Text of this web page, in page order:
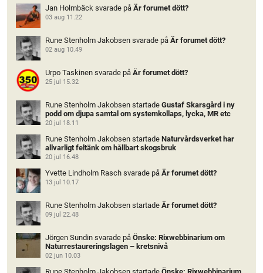
Jan Holmbäck svarade påÄr forumet dött?
03 aug 11.22
Rune Stenholm Jakobsen svarade påÄr forumet dött?
02 aug 10.49
Urpo Taskinen svarade påÄr forumet dött?
25 jul 15.32
Rune Stenholm Jakobsen startadeGustaf Skarsgård i ny
podd om djupa samtal om systemkollaps, lycka, MR etc
20 jul 18.11
Rune Stenholm Jakobsen startadeNaturvårdsverket har
allvarligt feltänk om hållbart skogsbruk
20 jul 16.48
Yvette Lindholm Rasch svarade påÄr forumet dött?
13 jul 10.17
Rune Stenholm Jakobsen startadeÄr forumet dött?
09 jul 22.48
Jörgen Sundin svarade påÖnske: Rixwebbinarium om
Naturrestaureringslagen – kretsnivå
02 jun 10.03